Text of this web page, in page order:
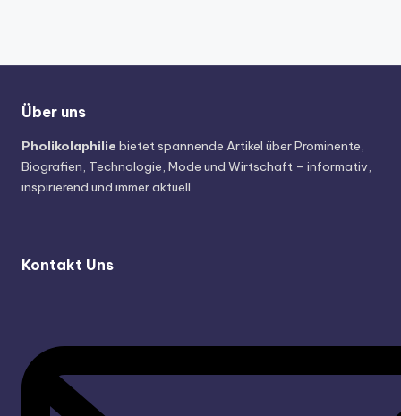
Über uns
Pholikolaphilie bietet spannende Artikel über Prominente,
Biografien, Technologie, Mode und Wirtschaft – informativ,
inspirierend und immer aktuell.
Kontakt Uns